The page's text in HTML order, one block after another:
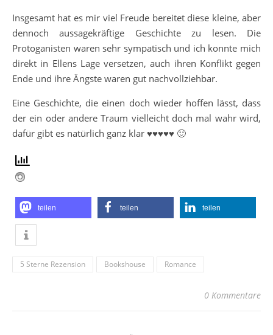
Insgesamt hat es mir viel Freude bereitet diese kleine, aber
dennoch aussagekräftige Geschichte zu lesen. Die
Protoganisten waren sehr sympatisch und ich konnte mich
direkt in Ellens Lage versetzen, auch ihren Konflikt gegen
Ende und ihre Ängste waren gut nachvollziehbar.
Eine Geschichte, die einen doch wieder hoffen lässt, dass
der ein oder andere Traum vielleicht doch mal wahr wird,
dafür gibt es natürlich ganz klar ♥♥♥♥♥ 🙂
teilen teilen teilen
5 Sterne Rezension Bookshouse Romance
0 Kommentare